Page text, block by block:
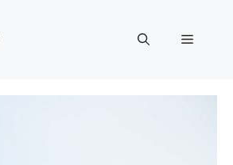
Menu